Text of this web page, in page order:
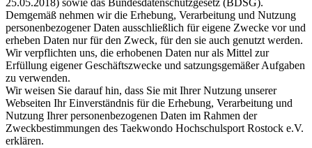
25.05.2018) sowie das Bundesdatenschutzgesetz (BDSG).
Demgemäß nehmen wir die Erhebung, Verarbeitung und Nutzung
personenbezogener Daten ausschließlich für eigene Zwecke vor und
erheben Daten nur für den Zweck, für den sie auch genutzt werden.
Wir verpflichten uns, die erhobenen Daten nur als Mittel zur
Erfüllung eigener Geschäftszwecke und satzungsgemäßer Aufgaben
zu verwenden.
Wir weisen Sie darauf hin, dass Sie mit Ihrer Nutzung unserer
Webseiten Ihr Einverständnis für die Erhebung, Verarbeitung und
Nutzung Ihrer personenbezogenen Daten im Rahmen der
Zweckbestimmungen des Taekwondo Hochschulsport Rostock e.V.
erklären.